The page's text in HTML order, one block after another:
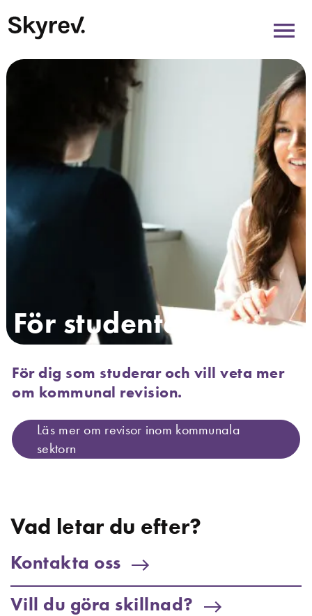
För dig som studerar och vill veta mer
om kommunal revision.
Läs mer om revisor inom kommunala
sektorn
För studenter
Vad letar du efter?
Kontakta oss
Vill du göra skillnad?